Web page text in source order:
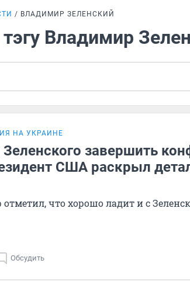
ВЛАДИМИР ЗЕЛЕНСКИЙ
Владимир
НА УКРАИНЕ
завершить
США раскрыл
что хорошо ладит и с
Обсудить